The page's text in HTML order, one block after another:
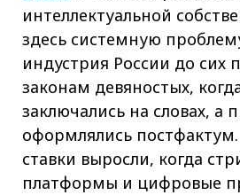
интеллектуальной
здесь системную
индустрия России до сих
законам девяностых,
заключались на словах, а
оформлялись
ставки выросли, когда
платформы и цифровые